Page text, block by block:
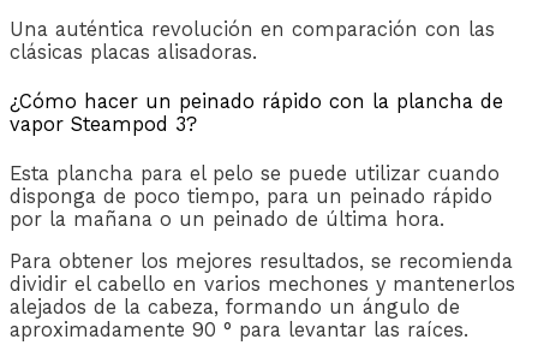
Una auténtica revolución en comparación con las
clásicas placas alisadoras.
¿Cómo hacer un peinado rápido con la plancha de
vapor Steampod 3?
Esta plancha para el pelo se puede utilizar cuando
disponga de poco tiempo, para un peinado rápido
por la mañana o un peinado de última hora.
Para obtener los mejores resultados, se recomienda
dividir el cabello en varios mechones y mantenerlos
alejados de la cabeza, formando un ángulo de
aproximadamente 90 ° para levantar las raíces.